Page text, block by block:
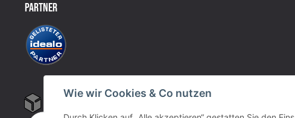
PARTNER
Wie wir Cookies & Co nutzen